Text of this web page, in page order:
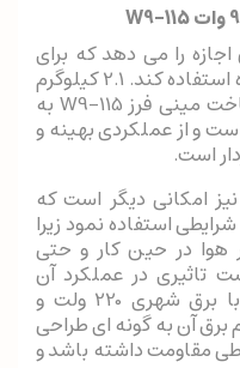
اجازه را می دهد که برای
مدت زمان های طولانی از دستگاه استفاده کند. 2.1 کیلوگرم
اصلا دست را خسته نمی کند. ساخت مینی فرز W9-115 به
و از عملکردی بهینه و
است.
نیز امکانی دیگر است که
استفاده نمود زیرا
هوا در حین کار و حتی
تاثیری در عملکرد آن
نخواهند داشت. این مینی فرز با برق شهری 220 ولت و
سیم برق آن به گونه ای طراحی
مقاومت داشته باشد و